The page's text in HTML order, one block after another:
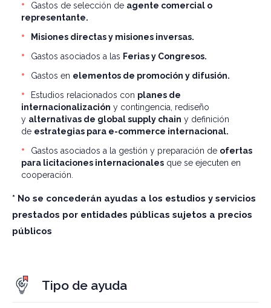
Gastos de selección de agente comercial o
representante.
Misiones directas y misiones inversas.
Gastos asociados a las Ferias y Congresos.
Gastos en elementos de promoción y difusión.
Estudios relacionados con planes de
internacionalización y contingencia, rediseño
y alternativas de global supply chain y definición
de estrategias para e-commerce internacional.
Gastos asociados a la gestión y preparación de ofertas
para licitaciones internacionales que se ejecuten en
cooperación.
* No se concederán ayudas a los estudios y servicios
prestados por entidades públicas sujetos a precios
públicos
Tipo de ayuda